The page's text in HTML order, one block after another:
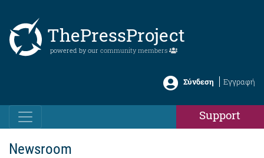
ThePressProject
powered by our community members
Σύνδεση Εγγραφή
Support
Newsroom